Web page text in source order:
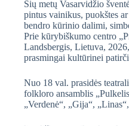
Šių metų Vasarvidžio
pintus vainikus, puokštes
bendro kūrinio dalimi,
Prie kūrybiškumo centro
Landsbergis, Lietuva,
prasmingai kultūrinei
Nuo 18 val. prasidės
folkloro ansamblis
„Verdenė“, „Gija“,